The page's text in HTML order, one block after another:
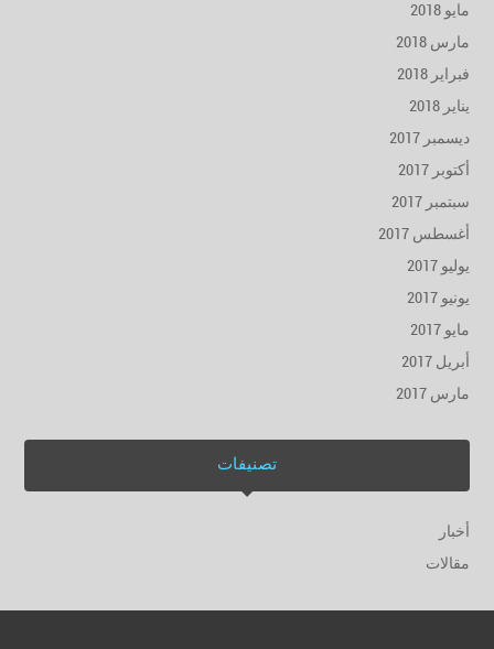
مايو 2018
مارس 2018
فبراير 2018
يناير 2018
ديسمبر 2017
أكتوبر 2017
سبتمبر 2017
أغسطس 2017
يوليو 2017
يونيو 2017
مايو 2017
أبريل 2017
مارس 2017
تصنيفات
أخبار
مقالات